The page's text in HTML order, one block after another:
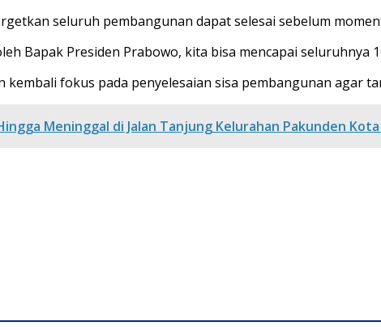
seluruh pembangunan dapat selesai sebelum
Bapak Presiden Prabowo, kita bisa mencapai seluruhnya
fokus pada penyelesaian sisa pembangunan agar
Meninggal di Jalan Tanjung Kelurahan Pakunden